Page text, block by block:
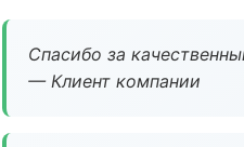
Спасибо за
— Клиент компании